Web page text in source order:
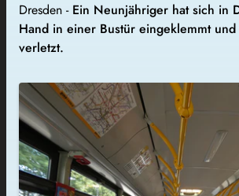
Dresden - Ein Neunjähriger hat sich in
Hand in einer Bustür eingeklemmt
verletzt.